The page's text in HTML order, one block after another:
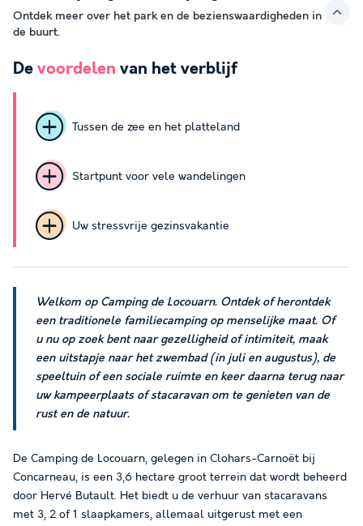
Ontdek meer over het park en de bezienswaardigheden in
de buurt.
De voordelen van het verblijf
Tussen de zee en het platteland
Startpunt voor vele wandelingen
Uw stressvrije gezinsvakantie
Welkom op Camping de Locouarn. Ontdek of herontdek
een traditionele familiecamping op menselijke maat. Of
u nu op zoek bent naar gezelligheid of intimiteit, maak
een uitstapje naar het zwembad (in juli en augustus), de
speeltuin of een sociale ruimte en keer daarna terug naar
uw kampeerplaats of stacaravan om te genieten van de
rust en de natuur.
De Camping de Locouarn, gelegen in Clohars-Carnoët bij
Concarneau, is een 3,6 hectare groot terrein dat wordt beheerd
door Hervé Butault. Het biedt u de verhuur van stacaravans
met 3, 2 of 1 slaapkamers, allemaal uitgerust met een